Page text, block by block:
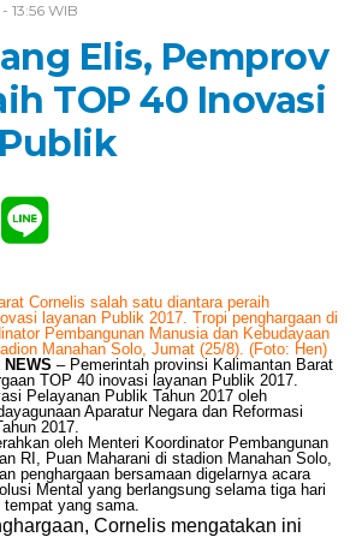
13:56 WIB
Elis, Pemprov
TOP 40 Inovasi
Cornelis salah satu diantara peraih
layanan Publik 2017. Tropi penghargaan di
Pembangunan Manusia dan Kebudayaan
Manahan Solo, Jumat (25/8). (Foto: Hen)
NEWS – Pemerintah provinsi Kalimantan Barat
TOP 40 inovasi layanan Publik 2017.
Pelayanan Publik Tahun 2017 oleh
Aparatur Negara dan Reformasi
2017.
oleh Menteri Koordinator Pembangunan
RI, Puan Maharani di stadion Manahan Solo,
penghargaan bersamaan digelarnya acara
Mental yang berlangsung selama tiga hari
tempat yang sama.
Cornelis mengatakan ini